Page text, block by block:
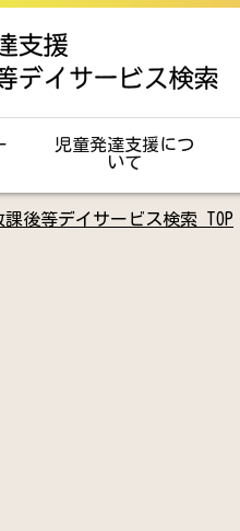
児童発達支援につ
いて
後等デイサービス検索 TOP